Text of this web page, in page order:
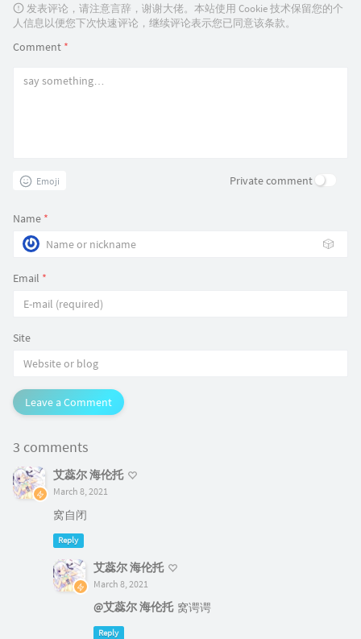
发表评论，请注意言辞，谢谢大佬。本站使用 Cookie 技术保留您的个
人信息以便您下次快速评论，继续评论表示您已同意该条款。
Comment *
Emoji Private comment
Name *
🎲
Email *
Site
Leave a Comment
3 comments
艾蕊尔 海伦托
March 8, 2021
窝自闭
Reply
艾蕊尔 海伦托
March 8, 2021
@艾蕊尔 海伦托 窝谔谔
Reply